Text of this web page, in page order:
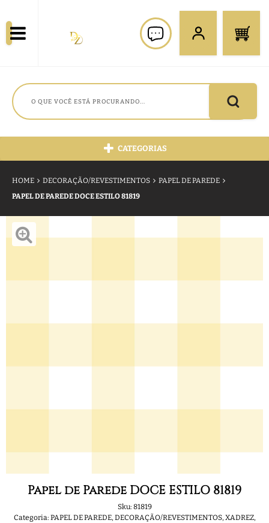
CATEGORIAS
HOME DECORAÇÃO/REVESTIMENTOS
PAPEL DE PAREDE
PAPEL DE PAREDE DOCE ESTILO 81819
Papel de Parede DOCE ESTILO 81819
Sku: 81819
Categoria: PAPEL DE PAREDE,DECORAÇÃO/REVESTIMENTOS,XADREZ,